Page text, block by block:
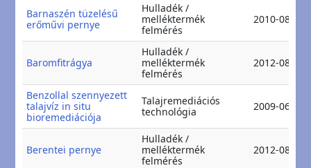
Barnaszén tüzelésű
erőművi pernye
Hulladék /
melléktermék
felmérés
2010-08-27
Baromfitrágya
Hulladék /
melléktermék
felmérés
2012-08-23
Benzollal szennyezett
talajvíz in situ
bioremediációja
Talajremediációs
technológia
2009-06-12
Berentei pernye
Hulladék /
melléktermék
felmérés
2012-08-09